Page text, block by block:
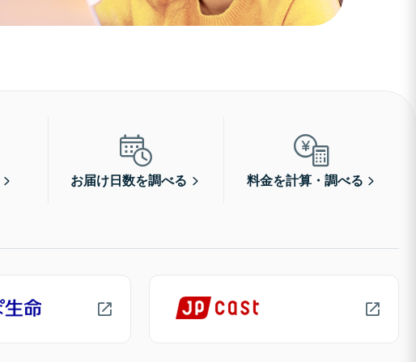
お届け日数を調べる 料金を計算・調べる